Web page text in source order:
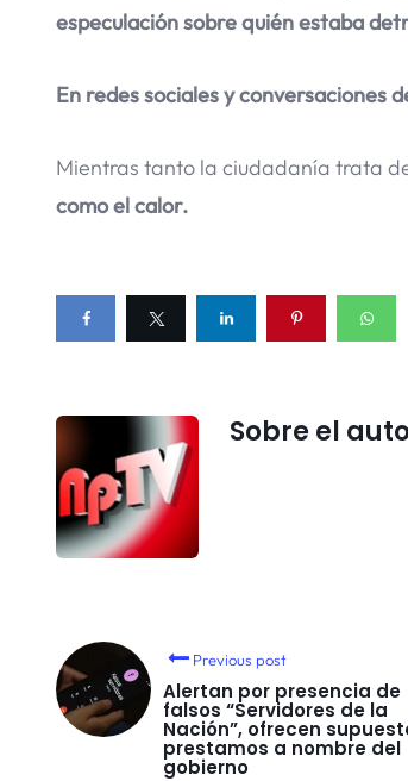
especulación sobre quién estaba
En redes sociales y conversaciones
Mientras tanto la ciudadanía trata
como el calor.
Sobre el
Previous post
Alertan por presencia de
falsos “Servidores de la
Nación”, ofrecen
prestamos a nombre del
gobierno